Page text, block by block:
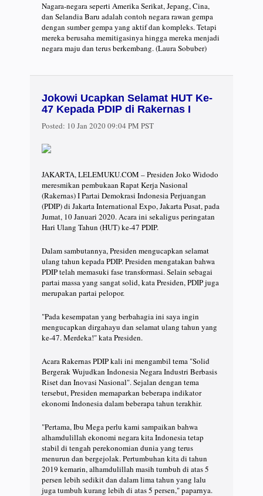
Nagara-negara seperti Amerika Serikat, Jepang, Cina,
dan Selandia Baru adalah contoh negara rawan gempa
dengan sumber gempa yang aktif dan kompleks. Tetapi
mereka berusaha memitigasinya hingga mereka menjadi
negara maju dan terus berkembang. (Laura Sobuber)
Jokowi Ucapkan Selamat HUT Ke-
47 Kepada PDIP di Rakernas I
Posted: 10 Jan 2020 09:04 PM PST
JAKARTA, LELEMUKU.COM – Presiden Joko Widodo
meresmikan pembukaan Rapat Kerja Nasional
(Rakernas) I Partai Demokrasi Indonesia Perjuangan
(PDIP) di Jakarta International Expo, Jakarta Pusat, pada
Jumat, 10 Januari 2020. Acara ini sekaligus peringatan
Hari Ulang Tahun (HUT) ke-47 PDIP.
Dalam sambutannya, Presiden mengucapkan selamat
ulang tahun kepada PDIP. Presiden mengatakan bahwa
PDIP telah memasuki fase transformasi. Selain sebagai
partai massa yang sangat solid, kata Presiden, PDIP juga
merupakan partai pelopor.
"Pada kesempatan yang berbahagia ini saya ingin
mengucapkan dirgahayu dan selamat ulang tahun yang
ke-47. Merdeka!" kata Presiden.
Acara Rakernas PDIP kali ini mengambil tema "Solid
Bergerak Wujudkan Indonesia Negara Industri Berbasis
Riset dan Inovasi Nasional". Sejalan dengan tema
tersebut, Presiden memaparkan beberapa indikator
ekonomi Indonesia dalam beberapa tahun terakhir.
"Pertama, Ibu Mega perlu kami sampaikan bahwa
alhamdulillah ekonomi negara kita Indonesia tetap
stabil di tengah perekonomian dunia yang terus
menurun dan bergejolak. Pertumbuhan kita di tahun
2019 kemarin, alhamdulillah masih tumbuh di atas 5
persen lebih sedikit dan dalam lima tahun yang lalu
juga tumbuh kurang lebih di atas 5 persen," paparnya.